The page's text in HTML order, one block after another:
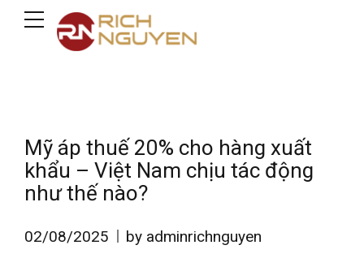
Mỹ áp thuế 20% cho hàng xuất
khẩu – Việt Nam chịu tác động
như thế nào?
02/08/2025 by adminrichnguyen